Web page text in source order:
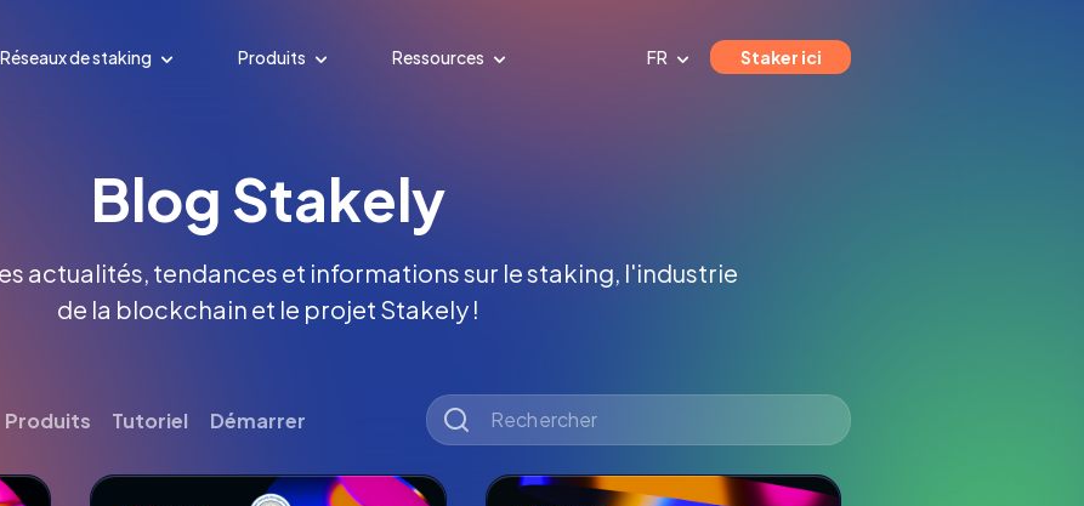
Réseaux de staking Produits Ressources FR Staker ici
Blog Stakely
actualités, tendances et informations sur le staking, l'industrie
de la blockchain et le projet Stakely !
Produits Tutoriel Démarrer